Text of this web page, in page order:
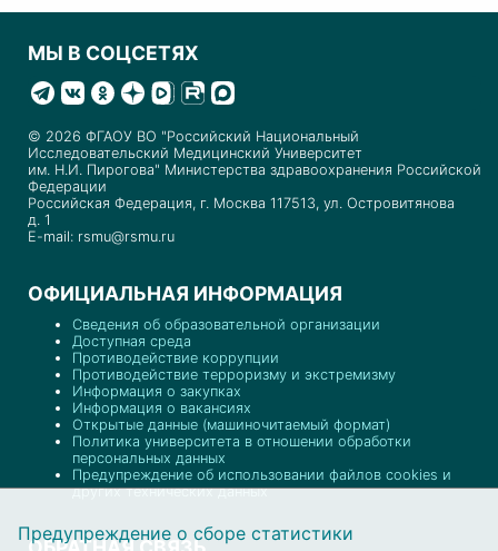
МЫ В СОЦСЕТЯХ
© 2026 ФГАОУ ВО "Российский Национальный
Исследовательский Медицинский Университет
им. Н.И. Пирогова" Министерства здравоохранения Российской
Федерации
Российская Федерация, г. Москва 117513, ул. Островитянова
д. 1
E-mail: rsmu@rsmu.ru
ОФИЦИАЛЬНАЯ ИНФОРМАЦИЯ
Сведения об образовательной организации
Доступная среда
Противодействие коррупции
Противодействие терроризму и экстремизму
Информация о закупках
Информация о вакансиях
Открытые данные (машиночитаемый формат)
Политика университета в отношении обработки
персональных данных
Предупреждение об использовании файлов cookies и
других технических данных
Предупреждение о сборе статистики